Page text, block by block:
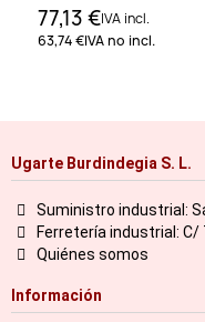
77,13 €IVA incl.
63,74 €IVA no incl.
Ugarte Burdindegia S. L.
Suministro industrial:
Ferretería industrial: C/
Quiénes somos
Información